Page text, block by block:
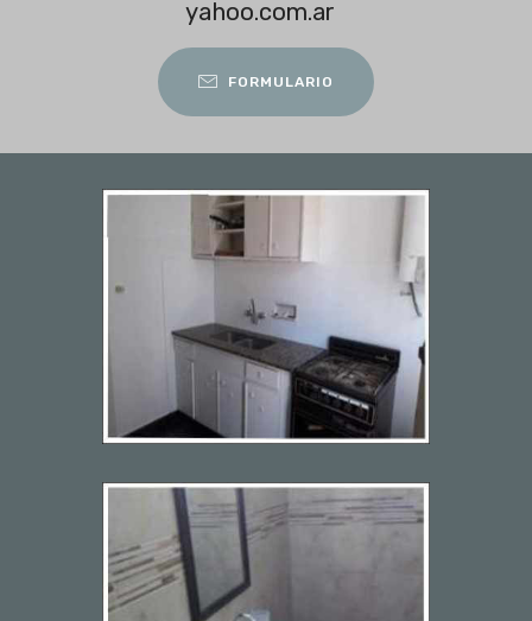
yahoo.com.ar
FORMULARIO